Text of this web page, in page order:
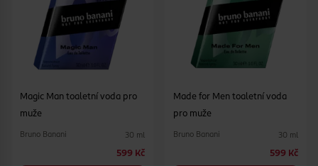
Magic Man toaletní voda pro
muže
Bruno Banani 30 ml
599 Kč
Made for Men toaletní voda
pro muže
Bruno Banani 30 ml
599 Kč